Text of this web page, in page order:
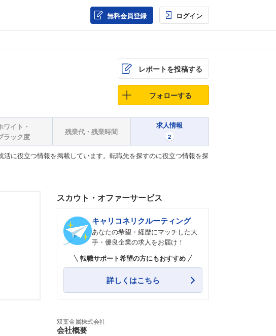
無料会員登録 ログイン
レポートを投稿する
フォローする
ワイト・
ラック度
残業代・残業時間
求人情報
2
に役立つ情報を掲載しています。転職先を探すのに役立つ情報を探
スカウト・オファーサービス
キャリコネリクルーティング
あなたの希望・経歴にマッチした大
手・優良企業の求人をお届け！
転職サポート希望の方にもおすすめ
詳しくはこちら
双葉金属株式会社
会社概要